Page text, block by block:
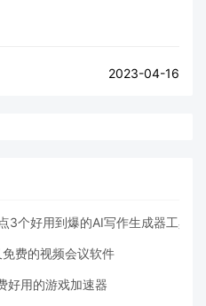
2023-04-16
3个好用到爆的AI写作生成器工具
费的视频会议软件
好用的游戏加速器